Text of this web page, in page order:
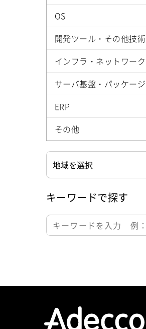
OS
開発ツール・その他技術
インフラ・ネットワーク
サーバ基盤・パッケージ
ERP
その他
キーワードで探す